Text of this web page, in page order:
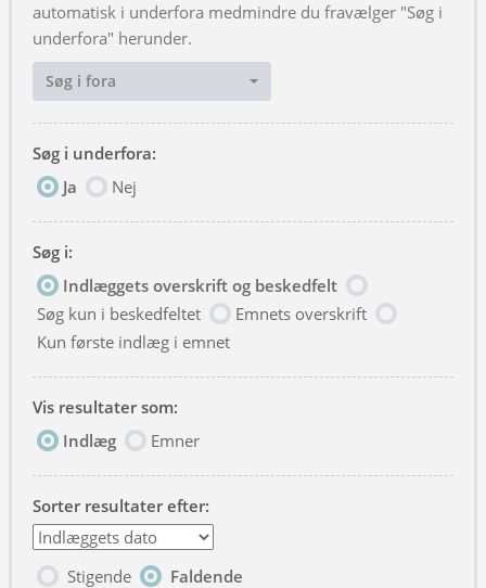
automatisk i underfora medmindre du fravælger "Søg i
underfora" herunder.
Søg i fora
Søg i underfora:
Ja
Nej
Søg i:
Indlæggets overskrift og beskedfelt
Søg kun i beskedfeltet
Emnets overskrift
Kun første indlæg i emnet
Vis resultater som:
Indlæg
Emner
Sorter resultater efter:
Stigende Faldende